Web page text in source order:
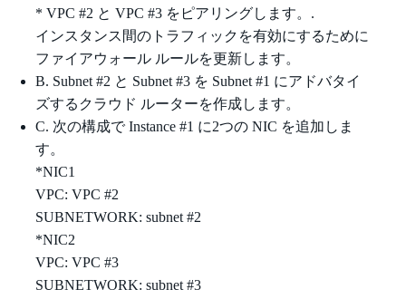
* VPC #2 と VPC #3 をピアリングします。.
インスタンス間のトラフィックを有効にするために
ファイアウォール ルールを更新します。
B. Subnet #2 と Subnet #3 を Subnet #1 にアドバタイ
ズするクラウド ルーターを作成します。
C. 次の構成で Instance #1 に2つの NIC を追加しま
す。
*NIC1
VPC: VPC #2
SUBNETWORK: subnet #2
*NIC2
VPC: VPC #3
SUBNETWORK: subnet #3